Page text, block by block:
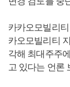
카카오모빌리
카오모빌리티
각해 최대주주
고 있다는 언론